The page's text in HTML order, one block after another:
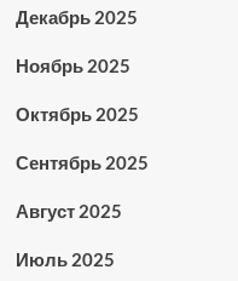
Декабрь 2025
Ноябрь 2025
Октябрь 2025
Сентябрь 2025
Август 2025
Июль 2025